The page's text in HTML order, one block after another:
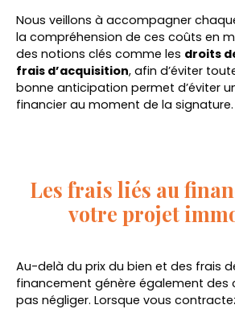
Nous veillons à accompagner
la compréhension de ces coûts en
des notions clés comme les droits
frais d’acquisition, afin d’éviter
bonne anticipation permet d’éviter
financier au moment de la signature.
Les frais liés au
votre projet
Au-delà du prix du bien et des frais
financement génère également des
pas négliger. Lorsque vous